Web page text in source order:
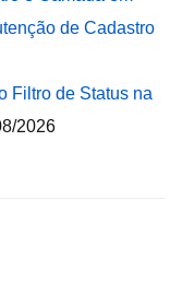
de Cadastro
Filtro de Status na
2026